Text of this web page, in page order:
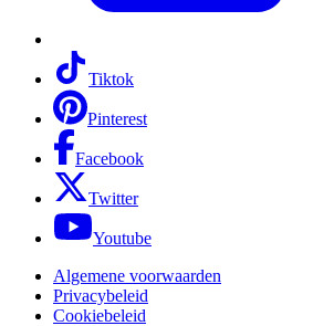
Tiktok
Pinterest
Facebook
Twitter
Youtube
Algemene voorwaarden
Privacybeleid
Cookiebeleid